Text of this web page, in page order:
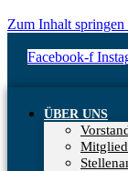
Zum Inhalt springen
Facebook-f
ÜBER UNS